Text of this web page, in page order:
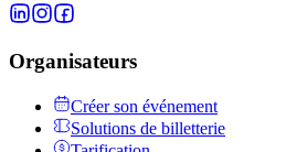
Organisateurs
Créer son événement
Solutions de billetterie